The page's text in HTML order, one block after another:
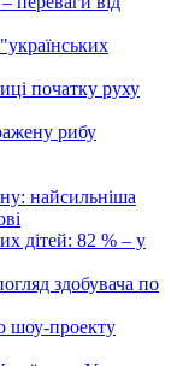
початку руху
рибу
найсильніша
дітей: 82 % – у
здобувача по
шоу-проекту